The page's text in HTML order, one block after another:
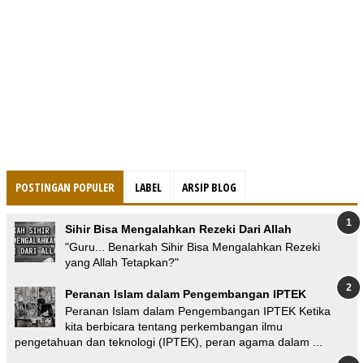
POSTINGAN POPULER LABEL ARSIP BLOG
Sihir Bisa Mengalahkan Rezeki Dari Allah
"Guru... Benarkah Sihir Bisa Mengalahkan Rezeki
yang Allah Tetapkan?"
Peranan Islam dalam Pengembangan IPTEK
Peranan Islam dalam Pengembangan IPTEK Ketika
kita berbicara tentang perkembangan ilmu
pengetahuan dan teknologi (IPTEK), peran agama dalam ...